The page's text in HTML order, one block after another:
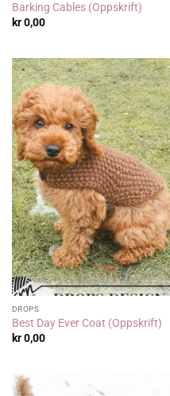
Barking Cables (Oppskrift)
kr0,00
DROPS
Best Day Ever Coat (Oppskrift)
kr0,00